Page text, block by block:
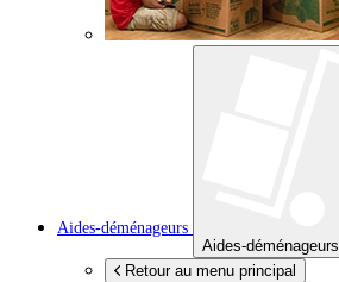
Aides-déménageurs
Aides-déménageurs
Retour au menu principal